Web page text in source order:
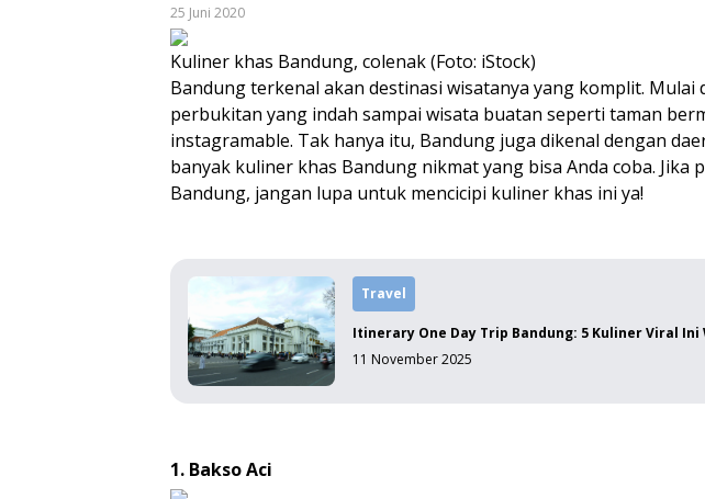
25 Juni 2020
Kuliner khas Bandung, colenak (Foto: iStock)
Bandung terkenal akan destinasi wisatanya yang komplit. Mulai
perbukitan yang indah sampai wisata buatan seperti taman
instagramable. Tak hanya itu, Bandung juga dikenal dengan
banyak kuliner khas Bandung nikmat yang bisa Anda coba. Jika
Bandung, jangan lupa untuk mencicipi kuliner khas ini ya!
Travel
Itinerary One Day Trip Bandung: 5 Kuliner Viral Ini
11 November 2025
1. Bakso Aci